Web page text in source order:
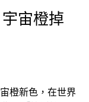
宙橙掉
橙新色，在世界